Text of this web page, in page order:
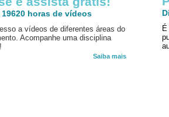
19620 horas de vídeos
a vídeos de diferentes áreas do
Acompanhe uma disciplina
Saiba mais